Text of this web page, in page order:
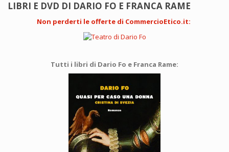
LIBRI E DVD DI DARIO FO E FRANCA RAME
Non perderti le offerte di CommercioEtico.it:
Tutti i libri di Dario Fo e Franca Rame: